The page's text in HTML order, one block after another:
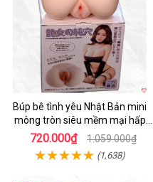
Búp bê tình yêu Nhật Bản mini
mông tròn siêu mềm mại hấp
dẫn
720.000₫ 1.059.000₫
(1,638)